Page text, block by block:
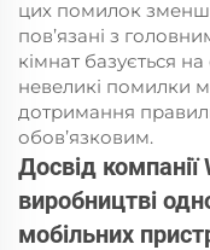
цих помилок
пов’язані з
кімнат базується на
невеликі помилки
дотримання
обов’язковим.
Досвід
виробництві
мобільних